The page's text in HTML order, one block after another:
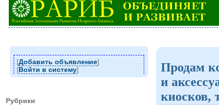
[Добавить объявление]
[Войти в систему]
Рубрики
Продам
и
киосков,